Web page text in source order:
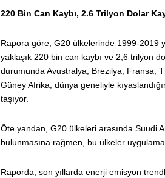
220 Bin Can Kaybı, 2.6 Trilyon Dolar
Rapora göre, G20 ülkelerinde 1999-2019
yaklaşık 220 bin can kaybı ve 2,6 trilyon
durumunda Avustralya, Brezilya, Fransa,
Güney Afrika, dünya geneliyle
taşıyor.
Öte yandan, G20 ülkeleri arasında Suudi
bulunmasına rağmen, bu ülkeler
Raporda, son yıllarda enerji emisyon